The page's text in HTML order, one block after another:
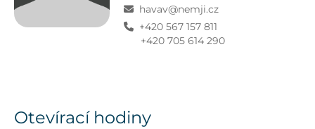
havav@nemji.cz
+420 567 157 811
+420 705 614 290
Otevírací hodiny